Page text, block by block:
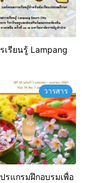
เรียนรู้ Lampang
วารสาร
รแกรมฝึกอบรมเพื่อ